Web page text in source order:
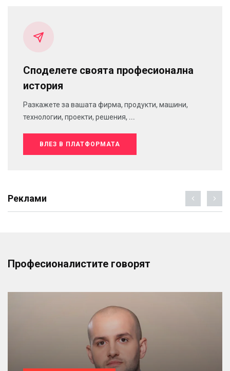
Споделете своята професионална
история
Разкажете за вашата фирма, продукти, машини,
технологии, проекти, решения, ...
ВЛЕЗ В ПЛАТФОРМАТА
Реклами
Професионалистите говорят